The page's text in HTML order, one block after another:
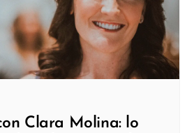
Clara Molina: lo